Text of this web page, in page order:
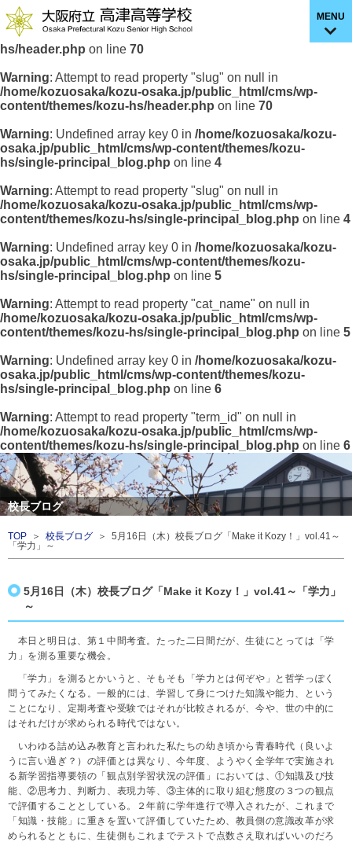
Warning: Undefined array key 0 in
/home/kozuosaka/kozu-
osaka.jp/public_html/cms/wp-content/themes/kozu-
hs/header.php on line 70
Warning: Attempt to read property "slug" on null in
/home/kozuosaka/kozu-osaka.jp/public_html/cms/wp-
content/themes/kozu-hs/header.php on line 70
MENU
Warning: Undefined array key 0 in /home/kozuosaka/kozu-
osaka.jp/public_html/cms/wp-content/themes/kozu-
hs/single-principal_blog.php on line 4
Warning: Attempt to read property "slug" on null in
/home/kozuosaka/kozu-osaka.jp/public_html/cms/wp-
content/themes/kozu-hs/single-principal_blog.php on line 4
Warning: Undefined array key 0 in /home/kozuosaka/kozu-
osaka.jp/public_html/cms/wp-content/themes/kozu-
hs/single-principal_blog.php on line 5
Warning: Attempt to read property "cat_name" on null in
/home/kozuosaka/kozu-osaka.jp/public_html/cms/wp-
content/themes/kozu-hs/single-principal_blog.php on line 5
Warning: Undefined array key 0 in /home/kozuosaka/kozu-
osaka.jp/public_html/cms/wp-content/themes/kozu-
hs/single-principal_blog.php on line 6
Warning: Attempt to read property "term_id" on null in
/home/kozuosaka/kozu-osaka.jp/public_html/cms/wp-
content/themes/kozu-hs/single-principal_blog.php on line 6
校長ブログ
TOP ＞ 校長ブログ ＞ 5月16日（木）校長ブログ「Make it Kozy！」vol.41～
「学力」～
5月16日（木）校長ブログ「Make it Kozy！」vol.41～「学力」
～
本日と明日は、第１中間考査。たった二日間だが、生徒にとっては「学
力」を測る重要な機会。
「学力」を測るとかいうと、そもそも「学力とは何ぞや」と哲学っぽく
問うてみたくなる。一般的には、学習して身につけた知識や能力、という
ことになり、定期考査や受験ではそれが比較されるが、今や、世の中的に
はそれだけが求められる時代ではない。
いわゆる詰め込み教育と言われた私たちの幼き頃から青春時代（良いよ
うに言い過ぎ？）の評価とは異なり、今年度、ようやく全学年で実施され
る新学習指導要領の「観点別学習状況の評価」においては、①知識及び技
能、②思考力、判断力、表現力等、③主体的に取り組む態度の３つの観点
で評価することとしている。２年前に学年進行で導入されたが、これまで
「知識・技能」に重きを置いて評価していたため、教員側の意識改革が求
められるとともに、生徒側もこれまでテストで点数さえ取ればいいのだろ